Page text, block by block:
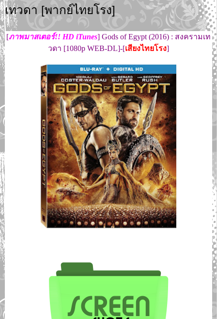
เทวดา [พากย์ไทยโรง]
[ภาพมาสเตอร์!! HD iTunes] Gods of Egypt (2016) : สงครามเท
วดา [1080p WEB-DL]-[เสียงไทยโรง]